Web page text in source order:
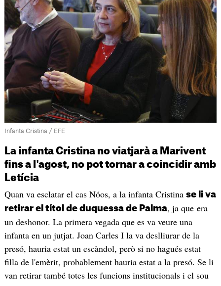
Infanta Cristina / EFE
La infanta Cristina no viatjarà a Marivent
fins a l'agost, no pot tornar a coincidir amb
Letícia
Quan va esclatar el cas Nóos, a la infanta Cristina se li va
retirar el títol de duquessa de Palma, ja que era
un deshonor. La primera vegada que es va veure una
infanta en un jutjat. Joan Carles I la va deslliurar de la
presó, hauria estat un escàndol, però si no hagués estat
filla de l'emèrit, probablement hauria estat a la presó. Se li
van retirar també totes les funcions institucionals i el sou